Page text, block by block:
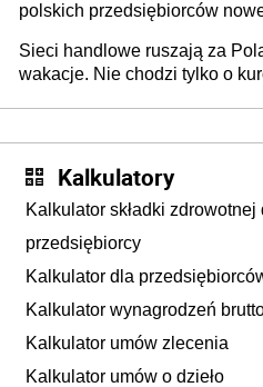
polskich przedsiębiorców
Sieci handlowe ruszają za
wakacje. Nie chodzi tylko o
Kalkulatory
Kalkulator składki zdrowotnej
przedsiębiorcy
Kalkulator dla
Kalkulator wynagrodzeń
Kalkulator umów zlecenia
Kalkulator umów o dzieło